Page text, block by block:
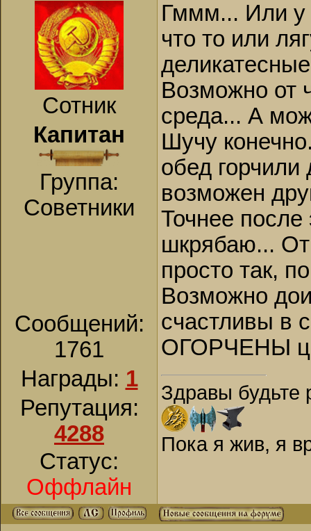
Сотник
Капитан
Группа:
Советники
Сообщений:
1761
Награды: 1
Репутация:
4288
Статус:
Оффлайн
Гммм... Или у
что то или
Возможно от
среда... А
Шучу
обед горчили
возможен
Точнее после
шкрябаю... От
просто так,
Возможно
счастливы в
ОГОРЧЕНЫ
Здравы будьте
Пока я жив, я